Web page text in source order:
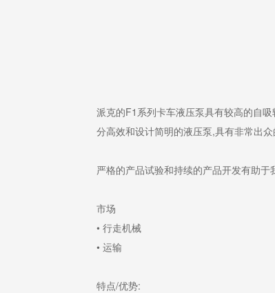
派克的F1系列卡车液压泵具有较高的自
分高效和设计简明的液压泵,具有非常出
严格的产品试验和持续的产品开发有助于
市场
• 行走机械
• 运输
特点/优势: